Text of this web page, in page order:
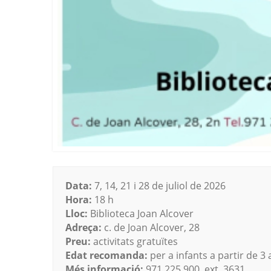
Data: 7, 14, 21 i 28 de juliol de 2026
Hora: 18 h
Lloc: Biblioteca Joan Alcover
Adreça: c. de Joan Alcover, 28
Preu: activitats gratuïtes
Edat recomanda: per a infants a partir de 3